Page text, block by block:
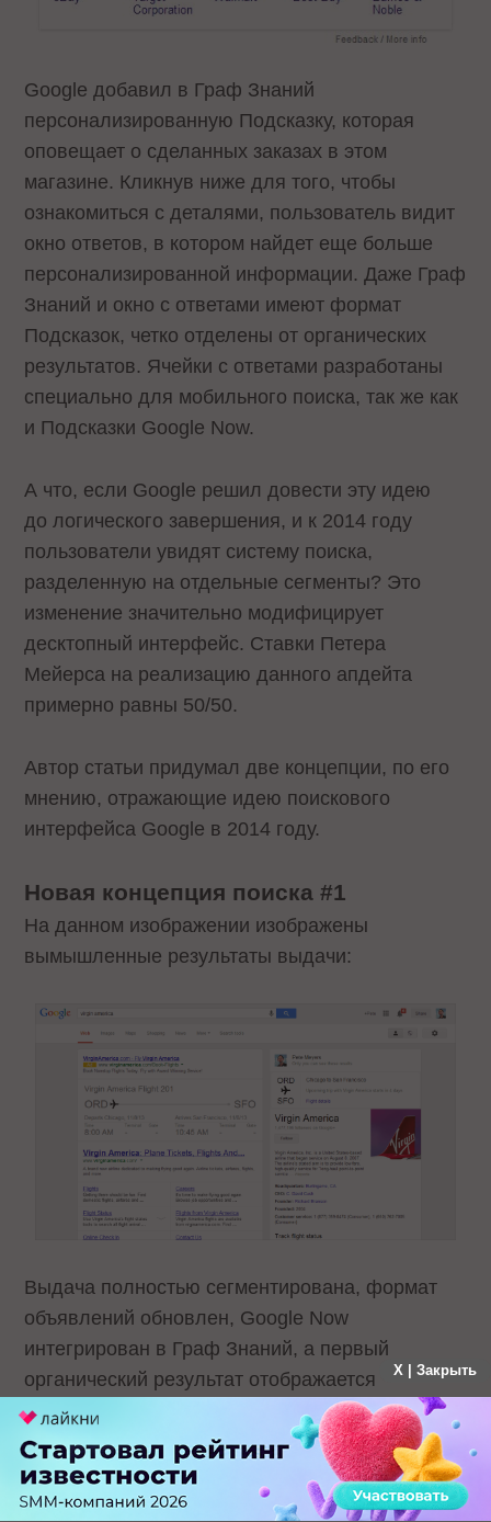
Google добавил в Граф Знаний
персонализированную Подсказку, которая
оповещает о сделанных заказах в этом
магазине. Кликнув ниже для того, чтобы
ознакомиться с деталями, пользователь видит
окно ответов, в котором найдет еще больше
персонализированной информации. Даже Граф
Знаний и окно с ответами имеют формат
Подсказок, четко отделены от органических
результатов. Ячейки с ответами разработаны
специально для мобильного поиска, так же как
и Подсказки Google Now.
А что, если Google решил довести эту идею
до логического завершения, и к 2014 году
пользователи увидят систему поиска,
разделенную на отдельные сегменты? Это
изменение значительно модифицирует
десктопный интерфейс. Ставки Петера
Мейерса на реализацию данного апдейта
примерно равны 50/50.
Автор статьи придумал две концепции, по его
мнению, отражающие идею поискового
интерфейса Google в 2014 году.
Новая концепция поиска #1
На данном изображении изображены
вымышленные результаты выдачи:
Выдача полностью сегментирована, формат
объявлений обновлен, Google Now
интегрирован в Граф Знаний, а первый
органический результат отображается
с быстроссылками. Автор также изменил цвет
фона и убрал статистику по количеству
найденных результатов.
X | Закрыть